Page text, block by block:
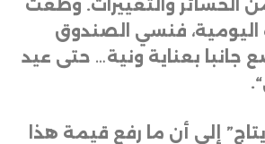
الخسائر والتغييرات. وطغت
اليومية، فنسي الصندوق
جانبا بعناية ونية… حتى عيد
“.
إلى أن ما رفع قيمة هذا